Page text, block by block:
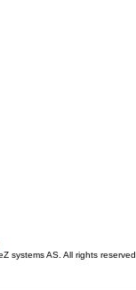
systems AS. All rights reserved.